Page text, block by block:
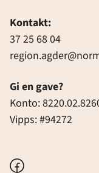
Kontakt:
37 25 68 04
Gi en gave?
Konto:
Vipps: #94272
Facebook